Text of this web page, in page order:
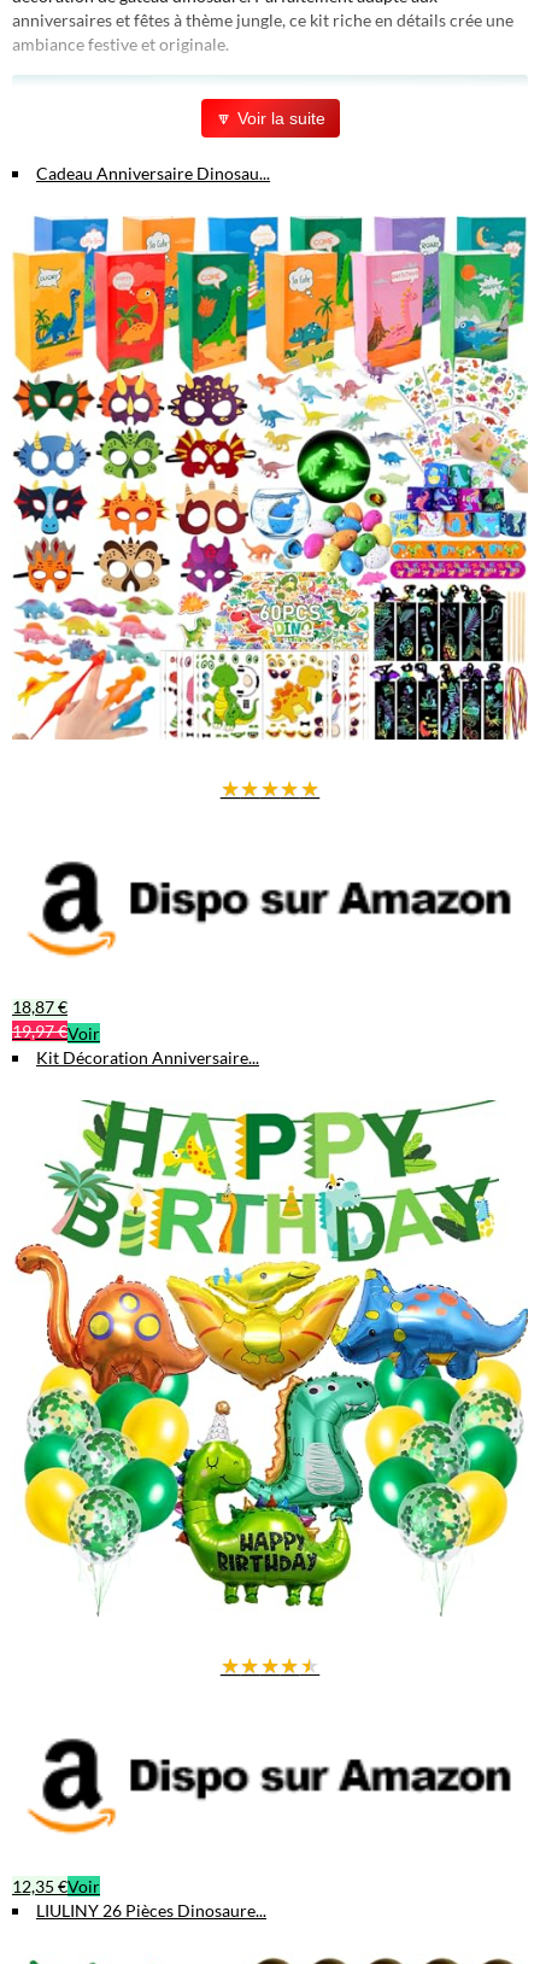
anniversaires et fêtes à thème jungle, ce kit riche en détails crée une
ambiance festive et originale.
Avantages & Caractéristiques
des couleurs attrayantes pour une décoration vivante et immersive.
ankylosaure, 1 vélociraptor, 8 petits dinosaures, 1 décoration dorée
d'anniversaire et 25 plantes artificielles.
Matériaux de qualité :Plastique résistant pour les figurines et
plantes, avec un élément en acrylique doré pour une touche élégante.
Facile à utiliser : Disposez les éléments simplement pour créer
une scène captivante sur votre gâteau.
Polyvalent :Convient aux fêtes dinosaure, safari, jungle, zoo et
autres événements d'enfants.
Dimensions et détails
Chaque figurine mesure environ 1 cm (0,4 pouce) de hauteur,
largeur et longueur.
Un total de 39 pièces pour une décoration riche et complète.
Créez des souvenirs inoubliables avec cette décoration unique et
ludique qui ravira petits et grands !
🔽 Voir la suite
Cadeau Anniversaire Dinosau...
★★★★★
18,87 €
19,97 €Voir
Kit Décoration Anniversaire...
★★★★★
12,35 €Voir
LIULINY 26 Pièces Dinosaure...